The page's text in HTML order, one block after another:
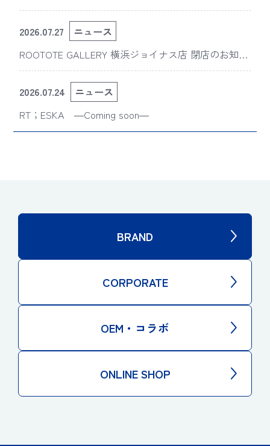
版“スライスドアイ”の新デザインが「The 50th Annive
rsary OSAMU GOODS展」に登場
2026.07.27
ニュース
ROOTOTE GALLERY 横浜ジョイナス店 閉店のお知ら
せ
2026.07.24
ニュース
RT；ESKA ―Coming soon―
BRAND
CORPORATE
OEM・コラボ
ONLINE SHOP